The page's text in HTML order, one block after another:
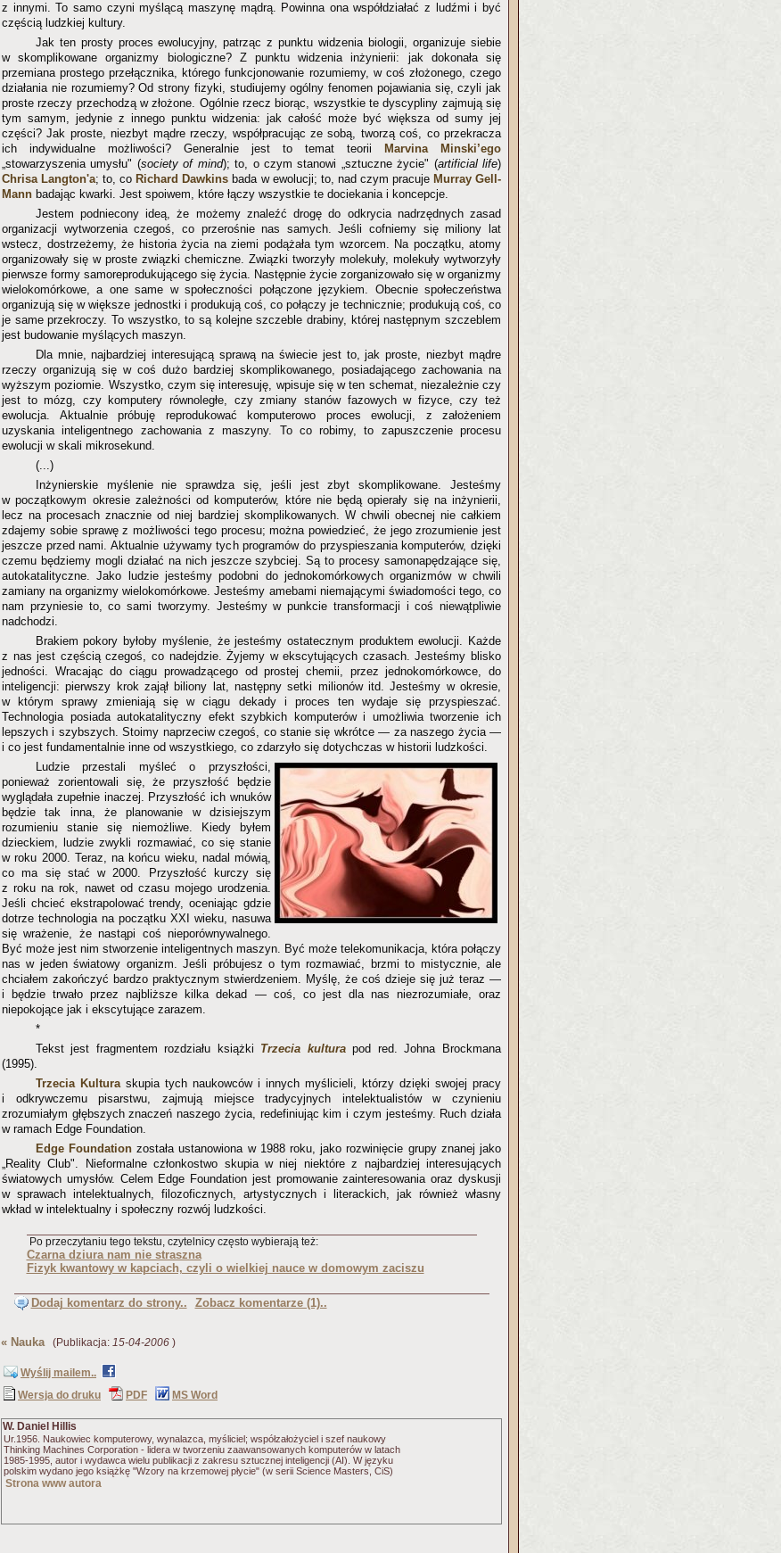
z innymi. To samo czyni myślącą maszynę mądrą. Powinna ona współdziałać z ludźmi i być
częścią ludzkiej kultury.
Jak ten prosty proces ewolucyjny, patrząc z punktu widzenia biologii, organizuje siebie
w skomplikowane organizmy biologiczne? Z punktu widzenia inżynierii: jak dokonała się
przemiana prostego przełącznika, którego funkcjonowanie rozumiemy, w coś złożonego, czego
działania nie rozumiemy? Od strony fizyki, studiujemy ogólny fenomen pojawiania się, czyli jak
proste rzeczy przechodzą w złożone. Ogólnie rzecz biorąc, wszystkie te dyscypliny zajmują się
tym samym, jedynie z innego punktu widzenia: jak całość może być większa od sumy jej
części? Jak proste, niezbyt mądre rzeczy, współpracując ze sobą, tworzą coś, co przekracza
ich indywidualne możliwości? Generalnie jest to temat teorii
Marvina Minski’ego
„stowarzyszenia umysłu" (society of mind); to, o czym stanowi „sztuczne życie" (artificial life)
Chrisa Langton'a; to, co Richard Dawkins bada w ewolucji; to, nad czym pracuje Murray Gell-
Mann badając kwarki. Jest spoiwem, które łączy wszystkie te dociekania i koncepcje.
Jestem podniecony ideą, że możemy znaleźć drogę do odkrycia nadrzędnych zasad
organizacji wytworzenia czegoś, co przerośnie nas samych. Jeśli cofniemy się miliony lat
wstecz, dostrzeżemy, że historia życia na ziemi podążała tym wzorcem. Na początku, atomy
organizowały się w proste związki chemiczne. Związki tworzyły molekuły, molekuły wytworzyły
pierwsze formy samoreprodukującego się życia. Następnie życie zorganizowało się w organizmy
wielokomórkowe, a one same w społeczności połączone językiem. Obecnie społeczeństwa
organizują się w większe jednostki i produkują coś, co połączy je technicznie; produkują coś, co
je same przekroczy. To wszystko, to są kolejne szczeble drabiny, której następnym szczeblem
jest budowanie myślących maszyn.
Dla mnie, najbardziej interesującą sprawą na świecie jest to, jak proste, niezbyt mądre
rzeczy organizują się w coś dużo bardziej skomplikowanego, posiadającego zachowania na
wyższym poziomie. Wszystko, czym się interesuję, wpisuje się w ten schemat, niezależnie czy
jest to mózg, czy komputery równoległe, czy zmiany stanów fazowych w fizyce, czy też
ewolucja. Aktualnie próbuję reprodukować komputerowo proces ewolucji, z założeniem
uzyskania inteligentnego zachowania z maszyny. To co robimy, to zapuszczenie procesu
ewolucji w skali mikrosekund.
(...)
Inżynierskie myślenie nie sprawdza się, jeśli jest zbyt skomplikowane. Jesteśmy
w początkowym okresie zależności od komputerów, które nie będą opierały się na inżynierii,
lecz na procesach znacznie od niej bardziej skomplikowanych. W chwili obecnej nie całkiem
zdajemy sobie sprawę z możliwości tego procesu; można powiedzieć, że jego zrozumienie jest
jeszcze przed nami. Aktualnie używamy tych programów do przyspieszania komputerów, dzięki
czemu będziemy mogli działać na nich jeszcze szybciej. Są to procesy samonapędzające się,
autokatalityczne. Jako ludzie jesteśmy podobni do jednokomórkowych organizmów w chwili
zamiany na organizmy wielokomórkowe. Jesteśmy amebami niemającymi świadomości tego, co
nam przyniesie to, co sami tworzymy. Jesteśmy w punkcie transformacji i coś niewątpliwie
nadchodzi.
Brakiem pokory byłoby myślenie, że jesteśmy ostatecznym produktem ewolucji. Każde
z nas jest częścią czegoś, co nadejdzie. Żyjemy w ekscytujących czasach. Jesteśmy blisko
jedności. Wracając do ciągu prowadzącego od prostej chemii, przez jednokomórkowce, do
inteligencji: pierwszy krok zajął biliony lat, następny setki milionów itd. Jesteśmy w okresie,
w którym sprawy zmieniają się w ciągu dekady i proces ten wydaje się przyspieszać.
Technologia posiada autokatalityczny efekt szybkich komputerów i umożliwia tworzenie ich
lepszych i szybszych. Stoimy naprzeciw czegoś, co stanie się wkrótce — za naszego życia —
i co jest fundamentalnie inne od wszystkiego, co zdarzyło się dotychczas w historii ludzkości.
Ludzie przestali myśleć o przyszłości,
ponieważ zorientowali się, że przyszłość będzie
wyglądała zupełnie inaczej. Przyszłość ich wnuków
będzie tak inna, że planowanie w dzisiejszym
rozumieniu stanie się niemożliwe. Kiedy byłem
dzieckiem, ludzie zwykli rozmawiać, co się stanie
w roku 2000. Teraz, na końcu wieku, nadal mówią,
co ma się stać w 2000. Przyszłość kurczy się
z roku na rok, nawet od czasu mojego urodzenia.
Jeśli chcieć ekstrapolować trendy, oceniając gdzie
dotrze technologia na początku XXI wieku, nasuwa
się wrażenie, że nastąpi coś nieporównywalnego.
Być może jest nim stworzenie inteligentnych maszyn. Być może telekomunikacja, która połączy
nas w jeden światowy organizm. Jeśli próbujesz o tym rozmawiać, brzmi to mistycznie, ale
chciałem zakończyć bardzo praktycznym stwierdzeniem. Myślę, że coś dzieje się już teraz —
i będzie trwało przez najbliższe kilka dekad — coś, co jest dla nas niezrozumiałe, oraz
niepokojące jak i ekscytujące zarazem.
*
Tekst jest fragmentem rozdziału książki Trzecia kulturapod red. Johna Brockmana
(1995).
Trzecia Kulturaskupia tych naukowców i innych myślicieli, którzy dzięki swojej pracy
i odkrywczemu pisarstwu, zajmują miejsce tradycyjnych intelektualistów w czynieniu
zrozumiałym głębszych znaczeń naszego życia, redefiniując kim i czym jesteśmy. Ruch działa
w ramach Edge Foundation.
Edge Foundationzostała ustanowiona w 1988 roku, jako rozwinięcie grupy znanej jako
„Reality Club". Nieformalne członkostwo skupia w niej niektóre z najbardziej interesujących
światowych umysłów. Celem Edge Foundation jest promowanie zainteresowania oraz dyskusji
w sprawach intelektualnych, filozoficznych, artystycznych i literackich, jak również własny
wkład w intelektualny i społeczny rozwój ludzkości.
Po przeczytaniu tego tekstu, czytelnicy często wybierają też:
Czarna dziura nam nie straszna
Fizyk kwantowy w kapciach, czyli o wielkiej nauce w domowym zaciszu
Dodaj komentarz do strony.. Zobacz komentarze (1)..
« Nauka(Publikacja: 15-04-2006 )
Wyślij mailem..
Wersja do druku
PDF MS Word
W. Daniel Hillis
Ur.1956. Naukowiec komputerowy, wynalazca, myśliciel; współzałożyciel i szef naukowy
Thinking Machines Corporation - lidera w tworzeniu zaawansowanych komputerów w latach
1985-1995, autor i wydawca wielu publikacji z zakresu sztucznej inteligencji (AI). W języku
polskim wydano jego książkę "Wzory na krzemowej płycie" (w serii Science Masters, CiS)
Strona www autora